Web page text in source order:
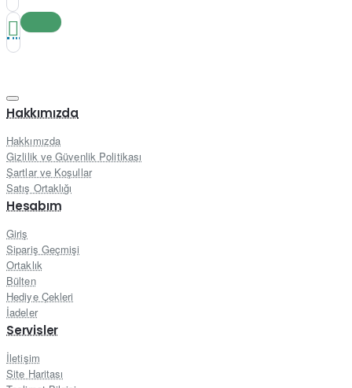
Hakkımızda
Hakkımızda
Gizlilik ve Güvenlik Politikası
Şartlar ve Koşullar
Satış Ortaklığı
Hesabım
Giriş
Sipariş Geçmişi
Ortaklık
Bülten
Hediye Çekleri
İadeler
Servisler
İletişim
Site Haritası